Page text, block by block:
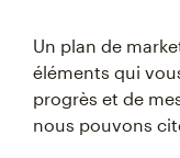
Un plan de
éléments qui
progrès et de
nous pouvons